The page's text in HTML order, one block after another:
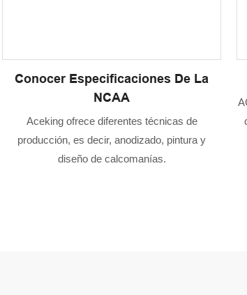
Conocer Especificaciones De La
NCAA
Aceking ofrece diferentes técnicas de
producción, es decir, anodizado, pintura y
diseño de calcomanías.